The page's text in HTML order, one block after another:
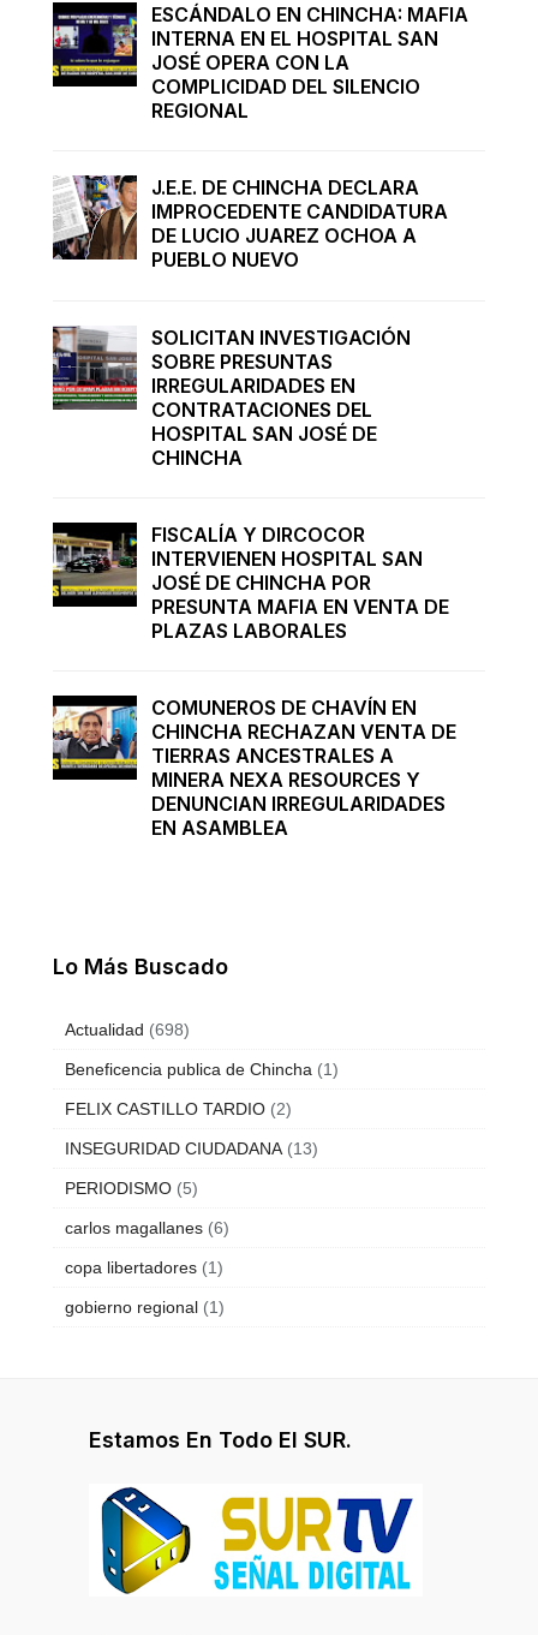
ESCÁNDALO EN CHINCHA: MAFIA
INTERNA EN EL HOSPITAL SAN
JOSÉ OPERA CON LA
COMPLICIDAD DEL SILENCIO
REGIONAL
J.E.E. DE CHINCHA DECLARA
IMPROCEDENTE CANDIDATURA
DE LUCIO JUAREZ OCHOA A
PUEBLO NUEVO
SOLICITAN INVESTIGACIÓN
SOBRE PRESUNTAS
IRREGULARIDADES EN
CONTRATACIONES DEL
HOSPITAL SAN JOSÉ DE
CHINCHA
FISCALÍA Y DIRCOCOR
INTERVIENEN HOSPITAL SAN
JOSÉ DE CHINCHA POR
PRESUNTA MAFIA EN VENTA DE
PLAZAS LABORALES
COMUNEROS DE CHAVÍN EN
CHINCHA RECHAZAN VENTA DE
TIERRAS ANCESTRALES A
MINERA NEXA RESOURCES Y
DENUNCIAN IRREGULARIDADES
EN ASAMBLEA
Lo Más Buscado
Actualidad (698)
Beneficencia publica de Chincha (1)
FELIX CASTILLO TARDIO (2)
INSEGURIDAD CIUDADANA (13)
PERIODISMO (5)
carlos magallanes (6)
copa libertadores (1)
gobierno regional (1)
Estamos En Todo El SUR.